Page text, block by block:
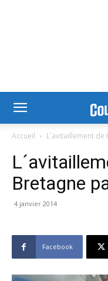
Accueil L´avitaillement
Bretagne
4 janvier 2014
Facebook